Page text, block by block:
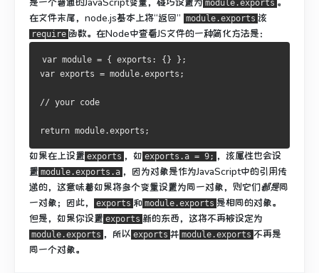
module.exports
在文件末尾，node.js基本上将“返回” module.exports 该
require 函数。 在Node中查看JS文件的一种简化方法是：
var module = { exports: {} };
var exports = module.exports;
// your code
return module.exports;
如果在上设置 exports ，如 exports.a = 9; ，该属性也会设
置 module.exports.a ，因为对象是作为JavaScript中的引用传
递的，这意味着如果将多个变量设置为同一对象，则它们都是同
一对象； 因此， exports 和 module.exports 是相同的对象。
但是，如果你设置 exports 新的东西，这将不再被设定为
module.exports ，所以 exports 并 module.exports 不再是
同一个对象。